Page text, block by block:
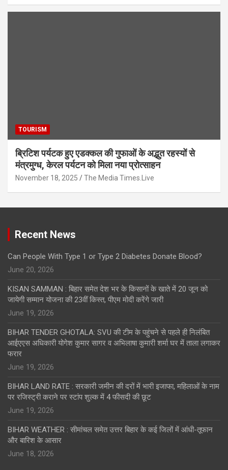
TOURISM
ब्रिटिश पर्यटक हुए एडक्कल की गुफाओं के अद्भुत रहस्यों से
मंत्रमुग्ध, केरल पर्यटन को मिला नया प्रोत्साहन
November 18, 2025 The Media Times.Live
Recent News
Can People With Type 1 or Type 2 Diabetes Donate Blood?
June 20, 2026
KISAN SAMMAN : बिहार समेत देश भर के किसानों के खाते में 20 जून को
जायेगी सम्मान योजना की 23वीं किस्त, पीएम मोदी करेंगे जारी
June 19, 2026
BIHAR TENDER GHOTALA: SVU की टीम के पहुंचने से पहले ही निलंबित
आईएएस अधिकारी योगेश कुमार सागर व अभिलाषा कुमारी शर्मा घर में ताला लगाकर
फरार
June 19, 2026
BIHAR LAND RATE : सरकारी जमीन की दरों में भारी इजाफा, महिलाओं के नाम
पर रजिस्ट्री कराने पर स्टांप शुल्क में 4 फीसदी की छूट
June 19, 2026
BIHAR WEATHER : सीमांचल समेत उत्तर बिहार के कई जिलों में आंधी-तूफान
और बारिश के आसार
June 18, 2026